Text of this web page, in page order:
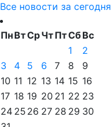
Все новости за сегодня
ПнВтСрЧтПтСбВс
1
2
3
4 5 6 7 8
9
10 11 12 13 14 15 16
17 18 19 20 21 22 23
24 25 26 27 28 29 30